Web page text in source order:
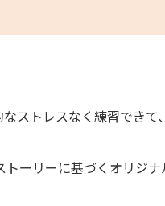
ストレスなく練習でき
ーリーに基づくオリジ